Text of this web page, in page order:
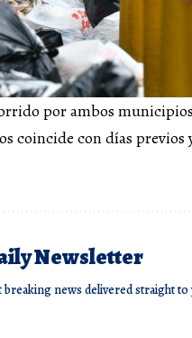
por ambos
coincide con días previos
Newsletter
breaking news delivered straight